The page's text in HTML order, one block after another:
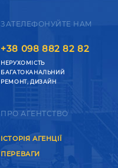
ЗАТЕЛЕФОНУЙТЕ НАМ
+38 098 882 82 82
НЕРУХОМІСТЬ
БАГАТОКАНАЛЬНИЙ
РЕМОНТ, ДИЗАЙН
ПРО АГЕНТСТВО
ІСТОРІЯ АГЕНЦІЇ
ПЕРЕВАГИ